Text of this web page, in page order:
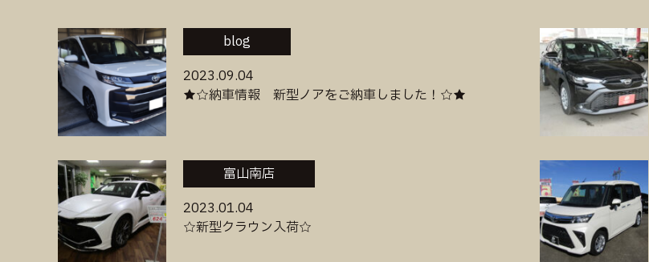
blog
2023.09.04
★☆納車情報 新型ノアをご納車しました！☆★
富山南店
2023.01.04
☆新型クラウン入荷☆